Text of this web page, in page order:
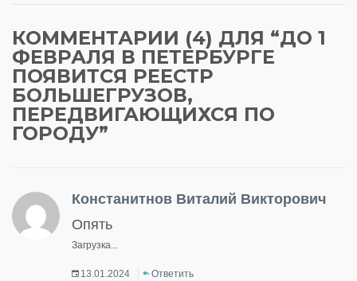
КОММЕНТАРИИ (4) ДЛЯ “ДО 1
ФЕВРАЛЯ В ПЕТЕРБУРГЕ
ПОЯВИТСЯ РЕЕСТР
БОЛЬШЕГРУЗОВ,
ПЕРЕДВИГАЮЩИХСЯ ПО
ГОРОДУ”
Констанитнов Виталий Викторович
Опять
Загрузка...
13.01.2024 Ответить